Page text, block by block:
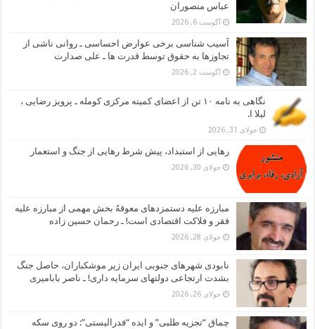
عباس منصوران
آگوست 6, 2026
آسیب شناسی برخی عوارض احساسی ـ روانی ناشی از
تجاوزها به حقوق توسط قدرت ها ـ علی صدارت
آگوست 2, 2026
نگاهی به نامه ۱۰ تن از اعضای کمیته مرکزی کومله ـ پرویز رضایی ،
لیلا ا.
جولای 31, 2026
رهایی از استبداد، پیش شرط رهایی از جنگ و استعمار
جولای 30, 2026
مبارزه علیه دستمزدهای معوقهُ بخش مهمی از مبارزه علیه
فقر و فلاکت اقتصادی است! ـ رحمان حسین زاده
جولای 28, 2026
نابودی شهرهای جنوبی ایران زیر موشکباران، حاصل جنگ
بشدت ارتجاعی دولتهای سرمایه داری! ـ ناصر بابامیری
جولای 26, 2026
چماق “تجزیه طلبی” و ایده “فدرالیستی”: دو روی سکه